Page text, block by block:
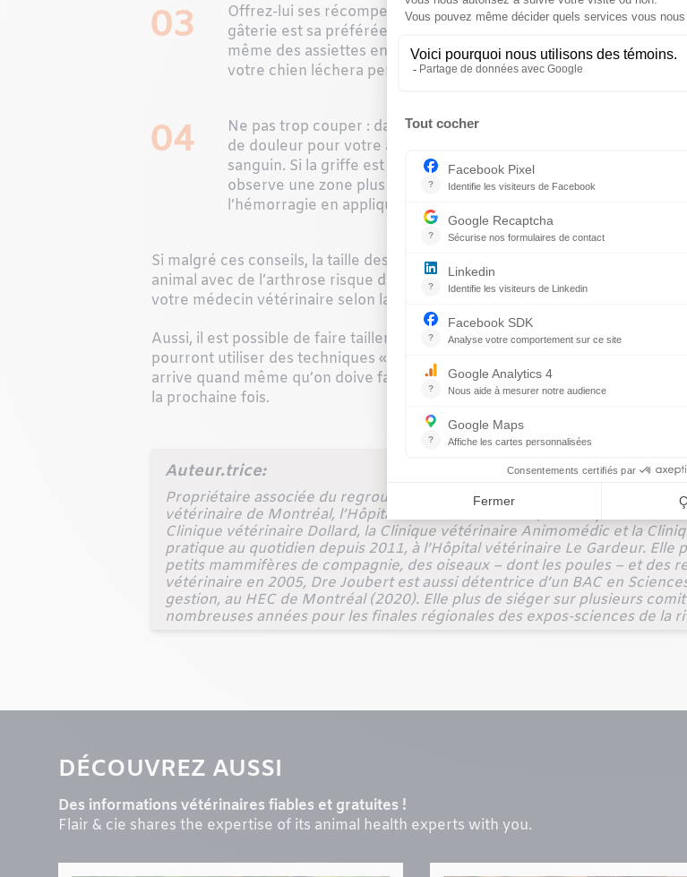
03
Offrez-lui ses récompenses favorites : inutile de gaver votre
gâterie est sa préférée, assurez-vous d’en avoir sous la main
même des assiettes en caoutchouc avec des suces pour coller
votre chien léchera pendant plusieurs minutes…que du plaisir !
04
Ne pas trop couper : dans la griffe, il y a un vaisseau sanguin
de douleur pour votre animal. Si la griffe est transparente, il faut
sanguin. Si la griffe est noire, c’est plus difficile…il vaut mieux
observe une zone plus blanchâtre au centre de la griffe. Si par
l’hémorragie en appliquant un produit spécialisé sur le bout de la
Si malgré ces conseils, la taille des griffes reste difficile, il vaut mieux aider
animal avec de l’arthrose risque de ne pas apprécier la séance. Des
votre médecin vétérinaire selon la situation.
Aussi, il est possible de faire tailler les griffes en établissement vétérinaire,
pourront utiliser des techniques « low stress » et même faire une
arrive quand même qu’on doive faire une sédation à l’animal pour
la prochaine fois.
Auteur.trice:
Propriétaire associée du regroupement de 10 établissements vétérinaires
vétérinaire de Montréal, l’Hôpital vétérinaire du Nord, la Clinique
Clinique vétérinaire Dollard, la Clinique vétérinaire Animomédic et la
pratique au quotidien depuis 2011, à l’Hôpital vétérinaire Le Gardeur. Elle
petits mammifères de compagnie, des oiseaux – dont les poules – et des
vétérinaire en 2005, Dre Joubert est aussi détentrice d’un BAC en
gestion, au HEC de Montréal (2020). Elle plus de siéger sur plusieurs
nombreuses années pour les finales régionales des expos-sciences de la
DÉCOUVREZ AUSSI
Des informations vétérinaires fiables et gratuites !
Flair & cie shares the expertise of its animal health experts with you.